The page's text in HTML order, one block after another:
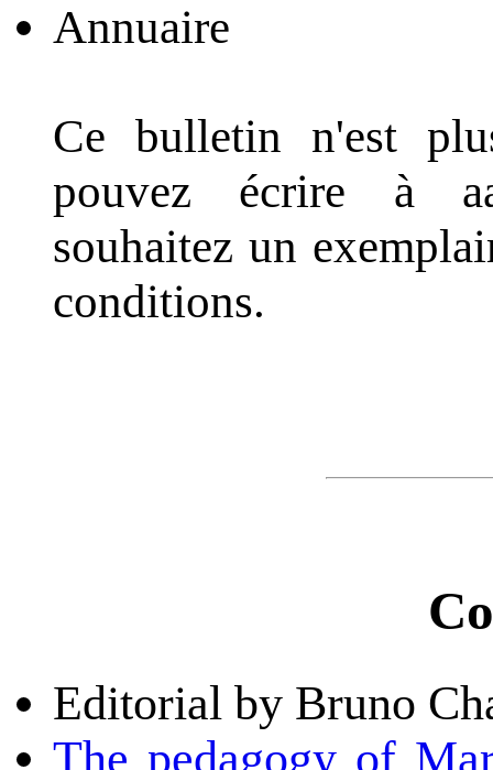
Annuaire
Ce bulletin n'est
pouvez écrire à
souhaitez un
conditions.
Editorial by Bruno
The pedagogy of